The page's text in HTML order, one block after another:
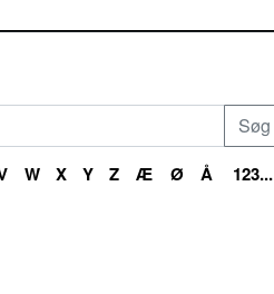
W X Y Z Æ Ø Å 123...